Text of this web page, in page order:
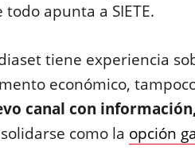
todo apunta a SIETE.
tiene experiencia
económico,
canal con
como la opción